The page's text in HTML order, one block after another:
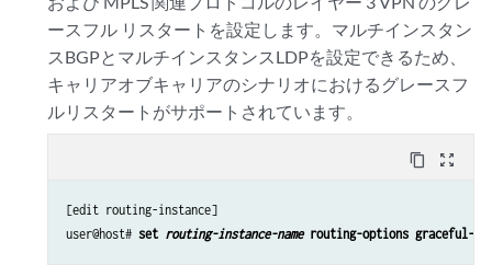
ースフル リスタートを設定します。マルチインスタン
スBGPとマルチインスタンスLDPを設定できるため、
キャリアオブキャリアのシナリオにおけるグレースフ
ルリスタートがサポートされています。
content_copy zoom_out_map
[edit routing-instance]
user@host# set routing-instance-name routing-options graceful-